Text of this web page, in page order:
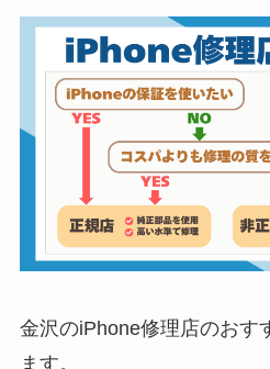
金沢のiPhone修理店のおす
ます。